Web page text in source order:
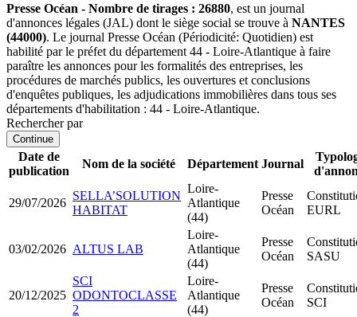
Presse Océan - Nombre de tirages : 26880, est un journal
d'annonces légales (JAL) dont le siège social se trouve à NANTES
(44000). Le journal Presse Océan (Périodicité: Quotidien) est
habilité par le préfet du département 44 - Loire-Atlantique à faire
paraître les annonces pour les formalités des entreprises, les
procédures de marchés publics, les ouvertures et conclusions
d'enquêtes publiques, les adjudications immobilières dans tous ses
départements d'habilitation : 44 - Loire-Atlantique.
Rechercher par
Continue
Date de
publication
Nom de la société Département Journal
29/07/2026
SELLA’SOLUTION
HABITAT
Loire-
Atlantique
(44)
Presse
Océan
EURL
03/02/2026 ALTUS LAB
Loire-
Atlantique
(44)
Presse
Océan
SASU
20/12/2025
SCI
ODONTOCLASSE
2
Loire-
Atlantique
(44)
Presse
Océan
SCI